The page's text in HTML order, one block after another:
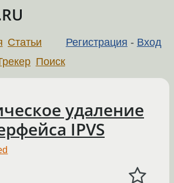
Регистрация - Вход
Статьи
Поиск
удаление
IPVS